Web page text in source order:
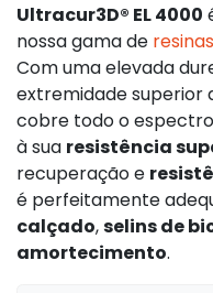
Ultracur3D® EL 4000
nossa gama de
Com uma elevada
extremidade superior
cobre todo o espectro
à sua resistência
recuperação e
é perfeitamente
calçado,selins de
amortecimento.